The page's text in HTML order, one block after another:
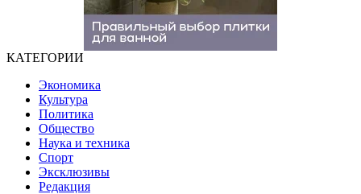
КАТЕГОРИИ
Экономика
Культура
Политика
Общество
Наука и техника
Спорт
Эксклюзивы
Редакция